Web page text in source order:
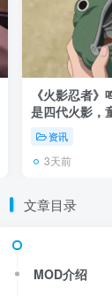
《火影忍者
是四代火影，
资讯
3天前
文章目录
MOD介绍